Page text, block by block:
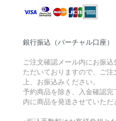
銀行振込（バーチャル口座）
ご注文確認メール内にお振
ただいておりますので、ご
上、お振込みください。
予約商品を除き、入金確認
内に商品を発送させていただ